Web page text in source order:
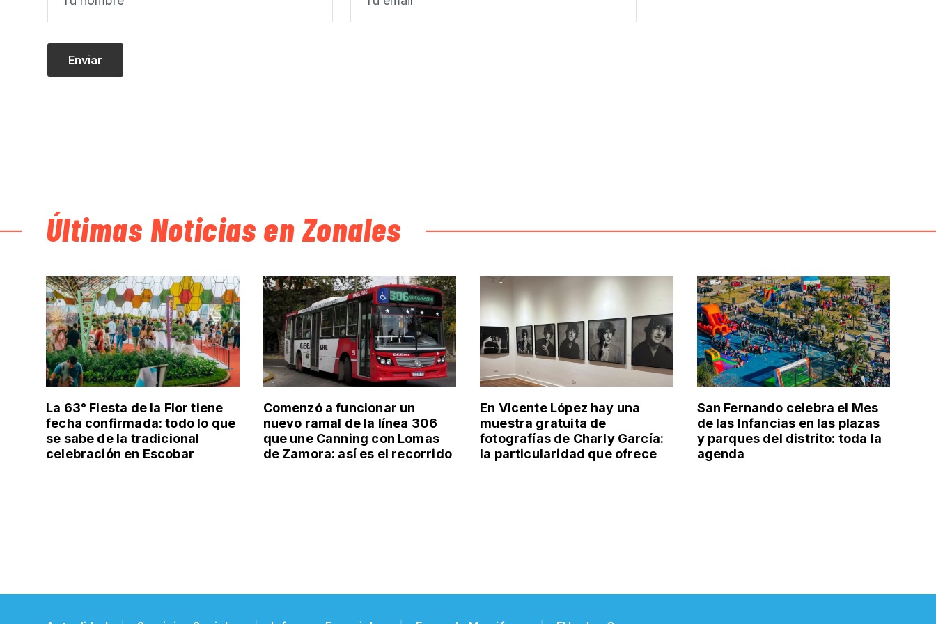
Últimas Noticias en Zonales
La 63° Fiesta de la Flor tiene
fecha confirmada: todo lo que
se sabe de la tradicional
celebración en Escobar
Comenzó a funcionar un
nuevo ramal de la línea 306
que une Canning con Lomas
de Zamora: así es el recorrido
En Vicente López hay una
muestra gratuita de
fotografías de Charly García:
la particularidad que ofrece
San Fernando celebra el Mes
de las Infancias en las plazas
y parques del distrito: toda la
agenda